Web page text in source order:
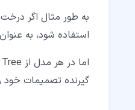
به طور مثال اگر
استفاده شود، به
گیرنده تصمیمات خود